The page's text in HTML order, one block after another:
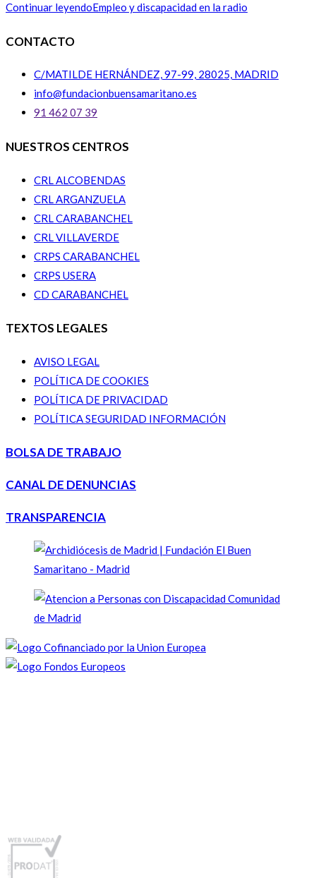
Continuar leyendoEmpleo y discapacidad en la radio
CONTACTO
C/MATILDE HERNÁNDEZ, 97-99, 28025, MADRID
info@fundacionbuensamaritano.es
91 462 07 39
NUESTROS CENTROS
CRL ALCOBENDAS
CRL ARGANZUELA
CRL CARABANCHEL
CRL VILLAVERDE
CRPS CARABANCHEL
CRPS USERA
CD CARABANCHEL
TEXTOS LEGALES
AVISO LEGAL
POLÍTICA DE COOKIES
POLÍTICA DE PRIVACIDAD
POLÍTICA SEGURIDAD INFORMACIÓN
BOLSA DE TRABAJO
CANAL DE DENUNCIAS
TRANSPARENCIA